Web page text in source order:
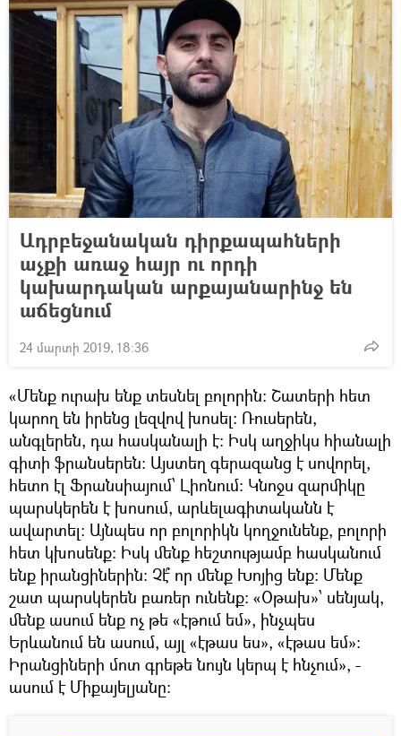
Ադրբեջանական դիրքապահների
աչքի առաջ հայր ու որդի
կախարդական արքայանարինջ են
աճեցնում
24 մարտի 2019, 18:36
«Մենք ուրախ ենք տեսնել բոլորին։ Շատերի հետ
կարող են իրենց լեզվով խոսել։ Ռուսերեն,
անգլերեն, դա հասկանալի է։ Իսկ աղջիկս հիանալի
գիտի ֆրանսերեն։ Այստեղ գերազանց է սովորել,
հետո էլ Ֆրանսիայում՝ Լիոնում։ Կնոջս զարմիկը
պարսկերեն է խոսում, արևելագիտականն է
ավարտել։ Այնպես որ բոլորիկն կողջունենք, բոլորի
հետ կխոսենք։ Իսկ մենք հեշտությամբ հասկանում
ենք իրանցիներին։ Չէ՞ որ մենք Խոյից ենք։ Մենք
շատ պարսկերեն բառեր ունենք։ «Օթախ»՝ սենյակ,
մենք ասում ենք ոչ թե «էթում եմ», ինչպես
Երևանում են ասում, այլ «էթաս ես», «էթաս եմ»։
Իրանցիների մոտ գրեթե նույն կերպ է հնչում», -
ասում է Միքայելյանը։